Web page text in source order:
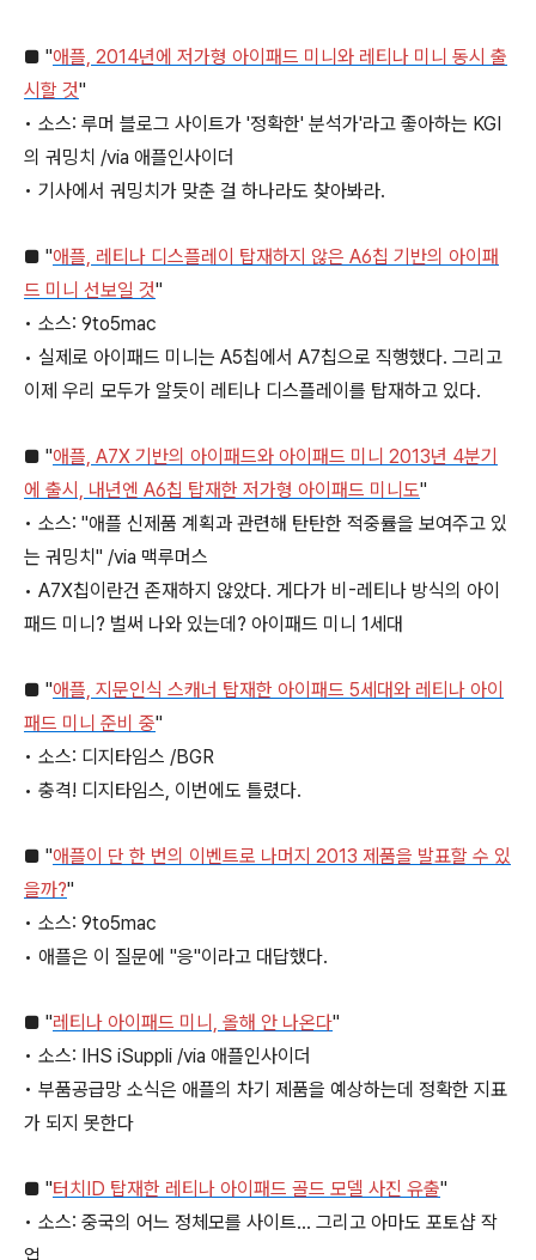
■ "애플, 2014년에 저가형 아이패드 미니와 레티나 미니 동시 출
시할 것"
• 소스: 루머 블로그 사이트가 '정확한' 분석가'라고 좋아하는 KGI
의 궈밍치 /via 애플인사이더
• 기사에서 궈밍치가 맞춘 걸 하나라도 찾아봐라.
■ "애플, 레티나 디스플레이 탑재하지 않은 A6칩 기반의 아이패
드 미니 선보일 것"
• 소스: 9to5mac
• 실제로 아이패드 미니는 A5칩에서 A7칩으로 직행했다. 그리고
이제 우리 모두가 알듯이 레티나 디스플레이를 탑재하고 있다.
■ "애플, A7X 기반의 아이패드와 아이패드 미니 2013년 4분기
에 출시, 내년엔 A6칩 탑재한 저가형 아이패드 미니도"
• 소스: "애플 신제품 계획과 관련해 탄탄한 적중률을 보여주고 있
는 궈밍치" /via 맥루머스
• A7X칩이란건 존재하지 않았다. 게다가 비-레티나 방식의 아이
패드 미니? 벌써 나와 있는데? 아이패드 미니 1세대
■ "애플, 지문인식 스캐너 탑재한 아이패드 5세대와 레티나 아이
패드 미니 준비 중"
• 소스: 디지타임스 /BGR
• 충격! 디지타임스, 이번에도 틀렸다.
■ "애플이 단 한 번의 이벤트로 나머지 2013 제품을 발표할 수 있
을까?"
• 소스: 9to5mac
• 애플은 이 질문에 "응"이라고 대답했다.
■ "레티나 아이패드 미니, 올해 안 나온다"
• 소스: IHS iSuppli /via 애플인사이더
• 부품공급망 소식은 애플의 차기 제품을 예상하는데 정확한 지표
가 되지 못한다
■ "터치ID 탑재한 레티나 아이패드 골드 모델 사진 유출"
• 소스: 중국의 어느 정체모를 사이트… 그리고 아마도 포토샵 작